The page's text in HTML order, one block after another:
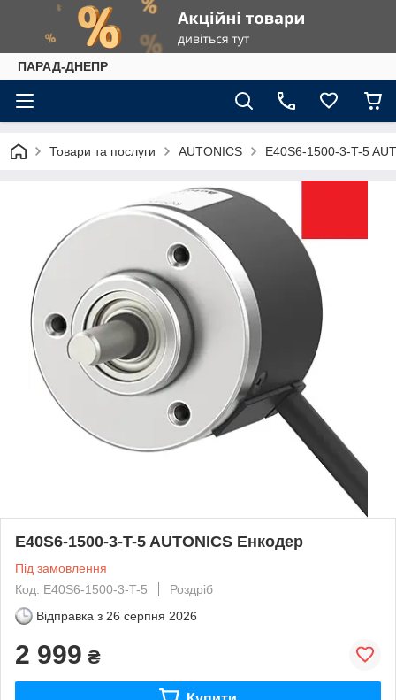
ПАРАД-ДНЕПР
Товари та послуги AUTONICS E40S6-1500-3-T-5
E40S6-1500-3-T-5 AUTONICS Енкодер
Під замовлення
Код: E40S6-1500-3-T-5
Роздріб
Відправка з 26 серпня 2026
2 999 ₴